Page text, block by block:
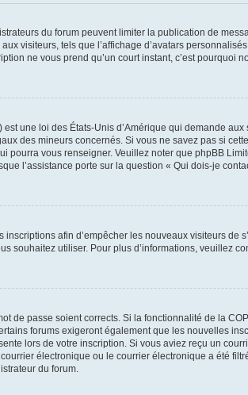
du forum peuvent limiter la publication de
visiteurs, tels que l’affichage d’avatars
ne vous prend qu’un court instant, c’est pourquoi
une loi des États-Unis d’Amérique qui demande
des mineurs concernés. Si vous ne savez pas si
vous renseigner. Veuillez noter que phpBB
l’assistance porte sur la question « Qui dois-je
afin d’empêcher les nouveaux visiteurs
souhaitez utiliser. Pour plus d’informations, veuillez
de passe soient corrects. Si la fonctionnalité de la
forums exigeront également que les nouvelles
lors de votre inscription. Si vous aviez reçu un
électronique ou le courrier électronique a été
du forum.